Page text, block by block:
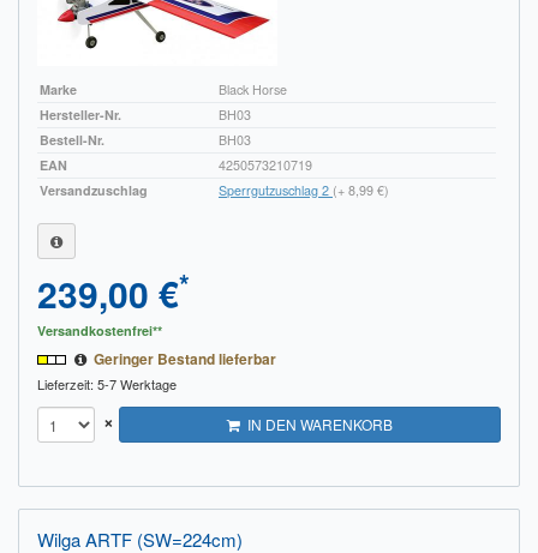
Zahlung und Versand
Widerrufsbelehrung für den Verkauf von Waren / Muster-
Widerrufsformular
Widerrufsbelehrung für digitale Waren / Muster-
AGB und Kundeninformationen
Datenschutzerklärung
Hinweise zur Batterieentsorgung
Geschäftszeiten
Marke
Black Horse
Hersteller-Nr.
BH03
Bestell-Nr.
BH03
EAN
4250573210719
Versandzuschlag
Sperrgutzuschlag 2 (+ 8,99 €)
239,00 €*
Versandkostenfrei**
Geringer Bestand lieferbar
Lieferzeit: 5-7 Werktage
× IN DEN WARENKORB
Wilga ARTF (SW=224cm)